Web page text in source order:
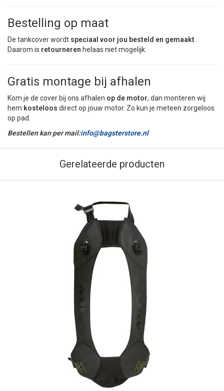
Bestelling op maat
De tankcover wordt speciaal voor jou besteld en gemaakt
Daarom is retourneren helaas niet mogelijk.
Gratis montage bij afhalen
Kom je de cover bij ons afhalen op de motor, dan monteren wij
hem kosteloos direct op jouw motor. Zo kun je meteen zorgeloos
op pad.
Bestellen kan per mail:info@bagsterstore.nl
Gerelateerde producten